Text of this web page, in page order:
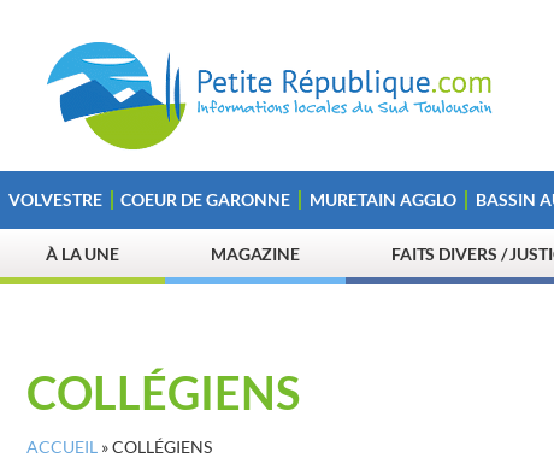
VOLVESTRE COEUR DE GARONNE MURETAIN AGGLO BASSIN
À LA UNE MAGAZINE FAITS DIVERS /
COLLÉGIENS
ACCUEIL »COLLÉGIENS